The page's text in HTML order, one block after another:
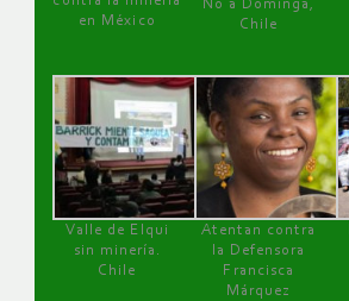
en México
No a Dominga,
Chile
Valle de Elqui
sin minería.
Chile
Atentan contra
la Defensora
Francisca
Márquez